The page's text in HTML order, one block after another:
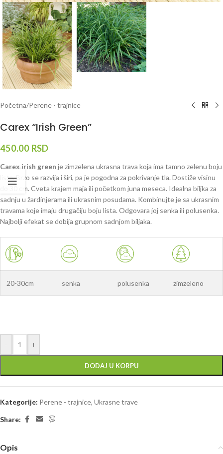
Početna/Perene - trajnice
Carex “Irish Green”
450.00 RSD
Carex irish green je zimzelena ukrasna trava koja ima tamno zelenu boju
lista. Brzo se razvija i širi, pa je pogodna za pokrivanje tla. Dostiže visinu
do 30 cm. Cveta krajem maja ili početkom juna meseca. Idealna biljka za
sadnju u žardinjerama ili ukrasnim posudama. Kombinujte je sa ukrasnim
travama koje imaju drugačiju boju lista. Odgovara joj senka ili polusenka.
Najbolji efekat se dobija grupnom sadnjom biljaka.
20-30cm senka polusenka zimzeleno
- +
DODAJ U KORPU
Kategorije: Perene - trajnice, Ukrasne trave
Share:
Opis